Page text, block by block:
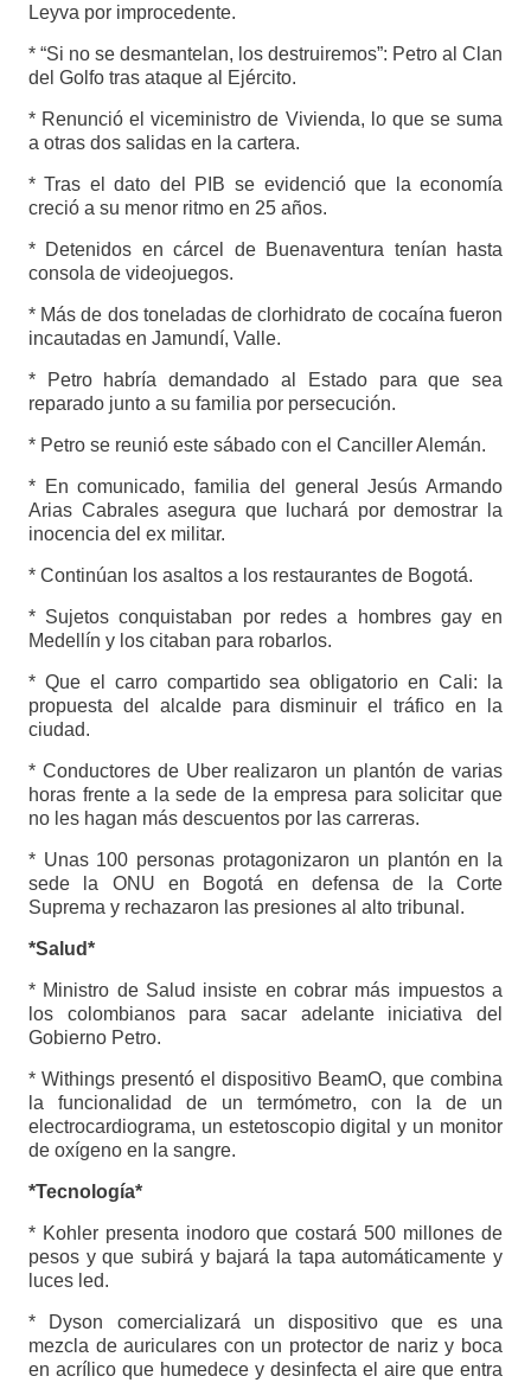
Leyva por improcedente.
* “Si no se desmantelan, los destruiremos”: Petro al Clan
del Golfo tras ataque al Ejército.
* Renunció el viceministro de Vivienda, lo que se suma
a otras dos salidas en la cartera.
* Tras el dato del PIB se evidenció que la economía
creció a su menor ritmo en 25 años.
* Detenidos en cárcel de Buenaventura tenían hasta
consola de videojuegos.
* Más de dos toneladas de clorhidrato de cocaína fueron
incautadas en Jamundí, Valle.
* Petro habría demandado al Estado para que sea
reparado junto a su familia por persecución.
* Petro se reunió este sábado con el Canciller Alemán.
* En comunicado, familia del general Jesús Armando
Arias Cabrales asegura que luchará por demostrar la
inocencia del ex militar.
* Continúan los asaltos a los restaurantes de Bogotá.
* Sujetos conquistaban por redes a hombres gay en
Medellín y los citaban para robarlos.
* Que el carro compartido sea obligatorio en Cali: la
propuesta del alcalde para disminuir el tráfico en la
ciudad.
* Conductores de Uber realizaron un plantón de varias
horas frente a la sede de la empresa para solicitar que
no les hagan más descuentos por las carreras.
* Unas 100 personas protagonizaron un plantón en la
sede la ONU en Bogotá en defensa de la Corte
Suprema y rechazaron las presiones al alto tribunal.
*Salud*
* Ministro de Salud insiste en cobrar más impuestos a
los colombianos para sacar adelante iniciativa del
Gobierno Petro.
* Withings presentó el dispositivo BeamO, que combina
la funcionalidad de un termómetro, con la de un
electrocardiograma, un estetoscopio digital y un monitor
de oxígeno en la sangre.
*Tecnología*
* Kohler presenta inodoro que costará 500 millones de
pesos y que subirá y bajará la tapa automáticamente y
luces led.
* Dyson comercializará un dispositivo que es una
mezcla de auriculares con un protector de nariz y boca
en acrílico que humedece y desinfecta el aire que entra